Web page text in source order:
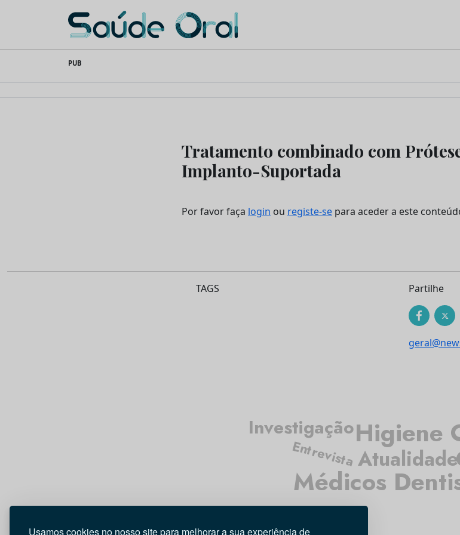
Usamos cookies no nosso site para melhorar a sua experiência de
content
Saúde Oral
PUB
Tratamento combinado com
Implanto-Suportada
Por favor faça login ou registe-se para aceder a este
TAGS Partilhe
Atualidade
Médicos
Higiene
Entrevista
Investigação